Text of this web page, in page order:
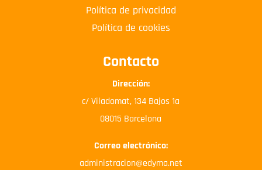
Política de privacidad
Política de cookies
Contacto
Dirección:
c/ Viladomat, 134 Bajos 1a
08015 Barcelona
Correo electrónico:
administracion@edyma.net